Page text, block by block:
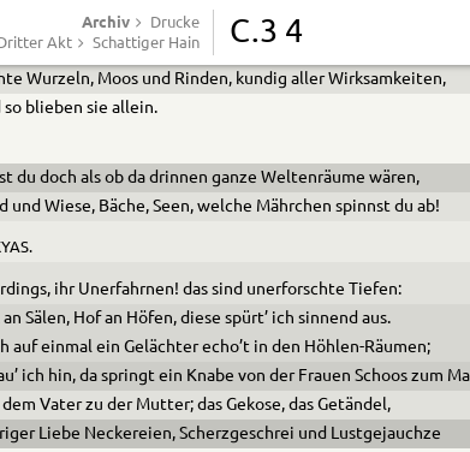
Archiv Drucke
Dritter Akt Schattiger Hain C.3 4
stand ich zur Seite, doch, wie es Vertrauten ziemet,
ich um nach etwas andrem. Wendete mich hier- und
Wurzeln, Moos und Rinden, kundig aller Wirksamkeiten,
so blieben sie allein.
du doch als ob da drinnen ganze Weltenräume wären,
und Wiese, Bäche, Seen, welche Mährchen spinnst du ab!
ihr Unerfahrnen! das sind unerforschte Tiefen:
an Sälen, Hof an Höfen, diese spürt’ ich sinnend aus.
auf einmal ein Gelächter echo’t in den Höhlen-Räumen;
ich hin, da springt ein Knabe von der Frauen Schoos zum
dem Vater zu der Mutter; das Gekose, das Getändel,
Liebe Neckereien, Scherzgeschrei und Lustgejauchze